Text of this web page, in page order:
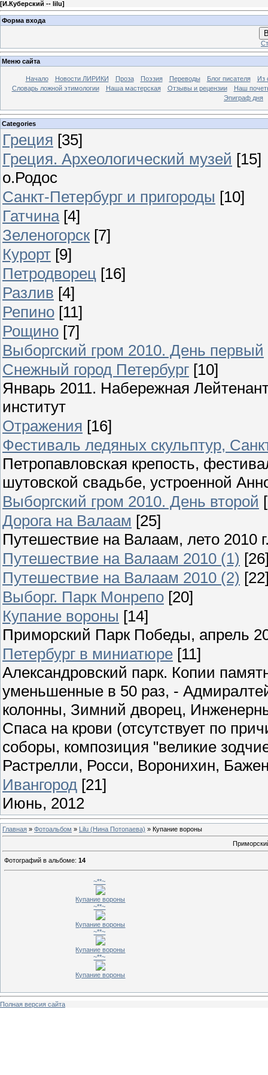
[И.Куберский -- lilu]
Форма входа
Меню сайта
Начало Новости ЛИРИКИ Проза Поэзия Переводы Блог писателя
Из
Словарь ложной этимологии
Наша мастерская Отзывы и рецензии
Наш
Эпиграф дня
Categories
Греция [35]
Греция. Археологический музей [15]
о.Родос
Санкт-Петербург и пригороды [10]
Гатчина [4]
Зеленогорск [7]
Курорт [9]
Петродворец [16]
Разлив [4]
Репино [11]
Рощино [7]
Выборгский гром 2010. День первый
Снежный город Петербург [10]
Январь 2011. Набережная
институт
Отражения [16]
Фестиваль ледяных скульптур,
Петропавловская крепость,
шутовской свадьбе, устроенной
Выборгский гром 2010. День второй
Дорога на Валаам [25]
Путешествие на Валаам, лето 2010
Путешествие на Валаам 2010 (1)
Путешествие на Валаам 2010 (2)
Выборг. Парк Монрепо [20]
Купание вороны [14]
Приморский Парк Победы, апрель
Петербург в миниатюре [11]
Александровский парк. Копии
уменьшенные в 50 раз, -
колонны, Зимний дворец,
Спаса на крови (отсутствует по
соборы, композиция "великие
Растрелли, Росси, Воронихин,
Ивангород [21]
Июнь, 2012
Главная » Фотоальбом » Lilu (Нина Потопаева) » Купание вороны
Фотографий в альбоме: 14
~**~
Купание вороны
~**~
Купание вороны
~**~
Купание вороны
~**~
Купание вороны
Полная версия сайта